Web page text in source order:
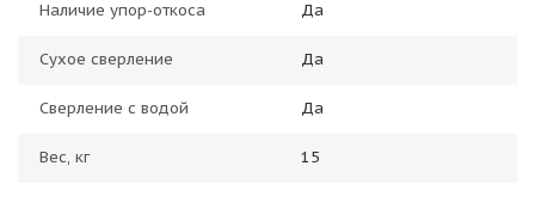
Наличие упор-откоса Да
Сухое сверление Да
Сверление с водой Да
Вес, кг 15